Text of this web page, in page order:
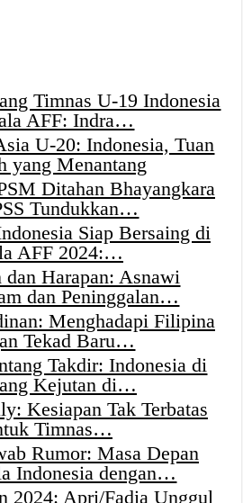
Timnas U-19 Indonesia
AFF: Indra…
U-20: Indonesia, Tuan
yang Menantang
Ditahan Bhayangkara
Tundukkan…
Siap Bersaing di
AFF 2024:…
dan Harapan: Asnawi
dan Peninggalan…
Menghadapi Filipina
Tekad Baru…
Takdir: Indonesia di
Kejutan di…
Kesiapan Tak Terbatas
Timnas…
Rumor: Masa Depan
Indonesia dengan…
2024: Apri/Fadia Unggul